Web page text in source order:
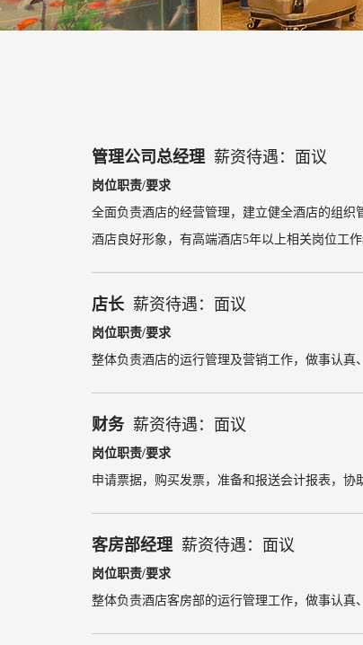
管理公司总经理薪资待遇：面议
岗位职责/要求
全面负责酒店的经营管理， 建立健全酒店的组织
酒店良好形象， 有高端酒店5年以上相关岗位工作
店长薪资待遇：面议
岗位职责/要求
整体负责酒店的运行管理及营销工作， 做事认真
财务薪资待遇：面议
岗位职责/要求
申请票据，购买发票，准备和报送会计报表，协
客房部经理薪资待遇：面议
岗位职责/要求
整体负责酒店客房部的运行管理工作， 做事认真